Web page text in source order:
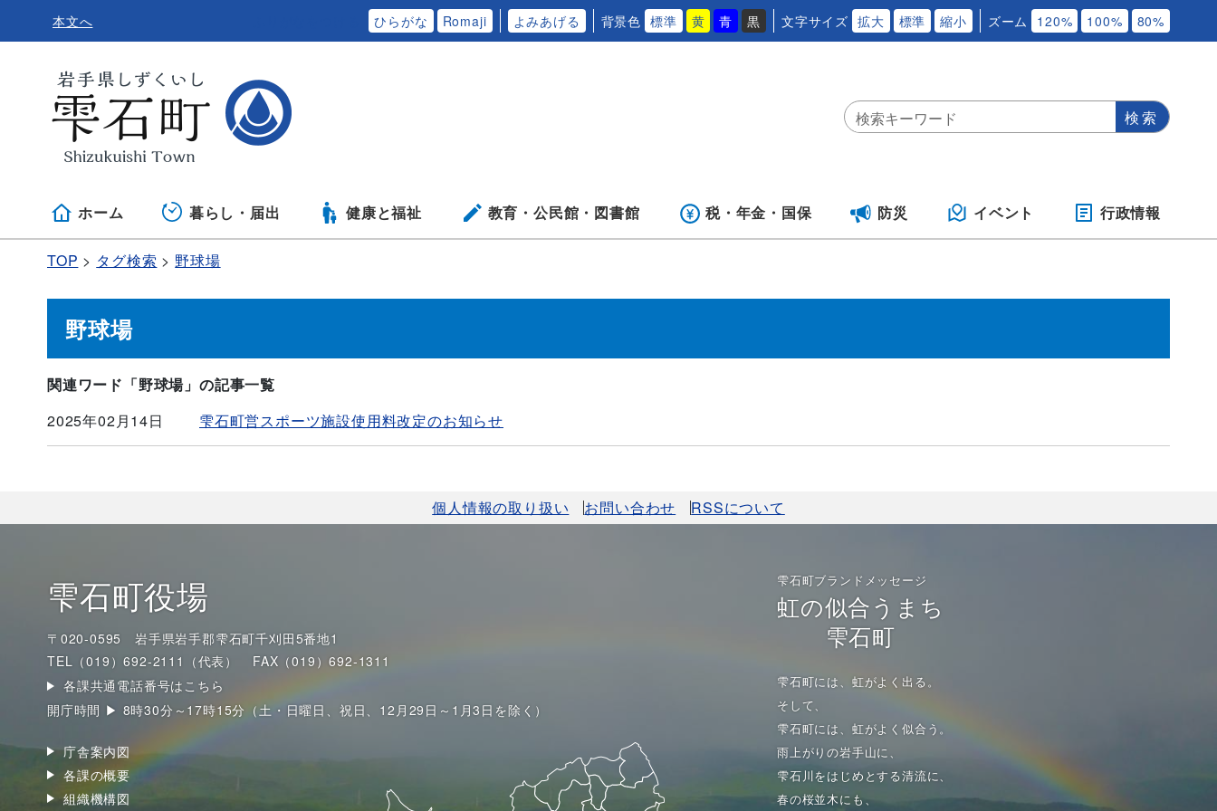
本文へ ひらがな Romaji よみあげる 背景色 標準 黄 青 黒 文字サイズ 拡大 標準 縮小 ズーム 120% 100% 80%
ホーム 暮らし・届出 健康と福祉 教育・公民館・ 図書館 税・年金・ 国保 防災 イベント 行政情報
TOP タグ検索 野球場
野球場
関連ワード「野球場」の記事一覧
2025年02月14日
雫石町営スポーツ施設使用料改定のお知らせ
個人情報の取り扱い お問い合わせ RSSについて
雫石町役場
〒020-0595 岩手県岩手郡雫石町千刈田5番地1
TEL（019）692-2111（代表）
FAX（019）692-1311
各課共通電話番号はこちら
開庁時間 ▶ 8時30分～17時15分（土・日曜日、祝日、12月29日～1月3日を除く）
庁舎案内図
各課の概要
組織機構図
雫石町ブランドメッセージ
虹の似合うまち
雫石町
雫石町には、虹がよく出る。
そして、
雫石町には、虹がよく似合う。
雨上がりの岩手山に、
雫石川をはじめとする清流に、
春の桜並木にも、